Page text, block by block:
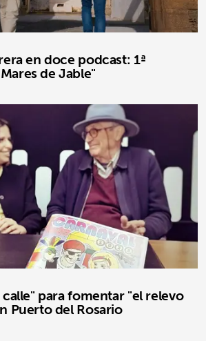
en doce podcast: 1ª
de Jable"
para fomentar "el relevo
Puerto del Rosario